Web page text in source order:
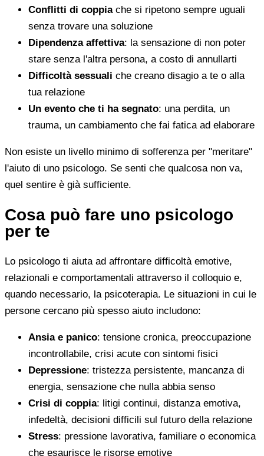
Conflitti di coppiache si ripetono sempre uguali
senza trovare una soluzione
Dipendenza affettiva: la sensazione di non poter
stare senza l'altra persona, a costo di annullarti
Difficoltà sessuali che creano disagio a te o alla
tua relazione
Un evento che ti ha segnato: una perdita, un
trauma, un cambiamento che fai fatica ad elaborare
Non esiste un livello minimo di sofferenza per "meritare"
l'aiuto di uno psicologo. Se senti che qualcosa non va,
quel sentire è già sufficiente.
Cosa può fare uno psicologo
per te
Lo psicologo ti aiuta ad affrontare difficoltà emotive,
relazionali e comportamentali attraverso il colloquio e,
quando necessario, la psicoterapia. Le situazioni in cui le
persone cercano più spesso aiuto includono:
Ansia e panico: tensione cronica, preoccupazione
incontrollabile, crisi acute con sintomi fisici
Depressione: tristezza persistente, mancanza di
energia, sensazione che nulla abbia senso
Crisi di coppia: litigi continui, distanza emotiva,
infedeltà, decisioni difficili sul futuro della relazione
Stress: pressione lavorativa, familiare o economica
che esaurisce le risorse emotive